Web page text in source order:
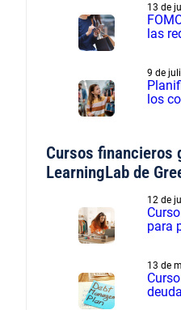
13 de
las
9 de
los
Cursos financieros
LearningLab de
12 de
para
13 de